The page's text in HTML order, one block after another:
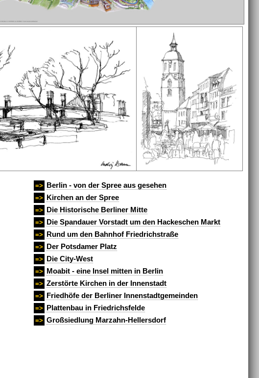
=> Berlin - von der Spree aus gesehen
=> Kirchen an der Spree
=> Die Historische Berliner Mitte
=> Die Spandauer Vorstadt um den Hackeschen Markt
=> Rund um den Bahnhof Friedrichstraße
=> Der Potsdamer Platz
=> Die City-West
=> Moabit - eine Insel mitten in Berlin
=> Zerstörte Kirchen in der Innenstadt
=> Friedhöfe der Berliner Innenstadtgemeinden
=> Plattenbau in Friedrichsfelde
=> Großsiedlung Marzahn-Hellersdorf